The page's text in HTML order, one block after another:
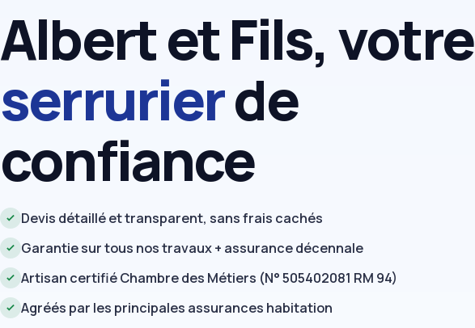
Albert et Fils, votre
serrurierde
confiance
Devis détaillé et transparent, sans frais cachés
Garantie sur tous nos travaux + assurance décennale
Artisan certifié Chambre des Métiers (N° 505402081 RM 94)
Agréés par les principales assurances habitation